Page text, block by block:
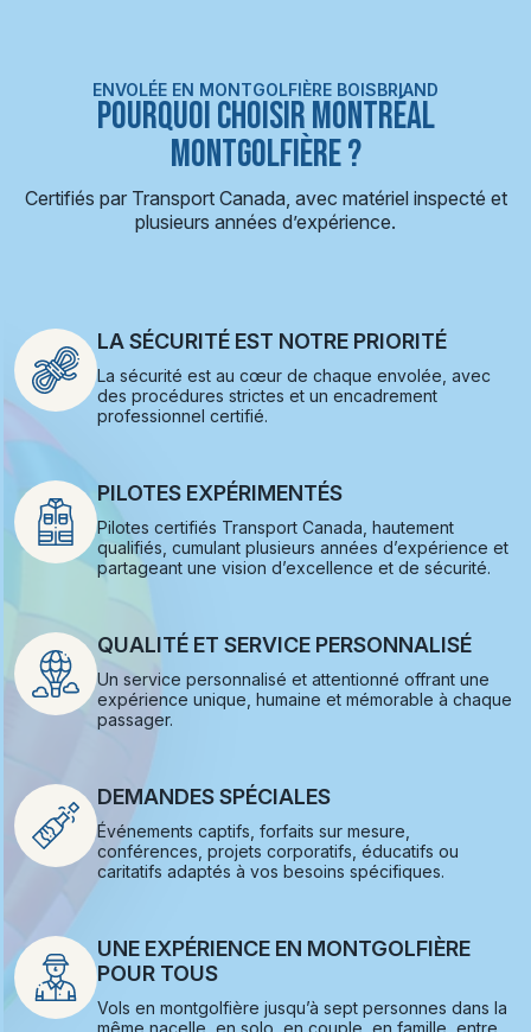
ENVOLÉE EN MONTGOLFIÈRE BOISBRIAND
POURQUOI CHOISIR MONTRÉAL
MONTGOLFIÈRE ?
Certifiés par Transport Canada, avec matériel inspecté et
plusieurs années d’expérience.
LA SÉCURITÉ EST NOTRE PRIORITÉ
La sécurité est au cœur de chaque envolée, avec
des procédures strictes et un encadrement
professionnel certifié.
PILOTES EXPÉRIMENTÉS
Pilotes certifiés Transport Canada, hautement
qualifiés, cumulant plusieurs années d’expérience et
partageant une vision d’excellence et de sécurité.
QUALITÉ ET SERVICE PERSONNALISÉ
Un service personnalisé et attentionné offrant une
expérience unique, humaine et mémorable à chaque
passager.
DEMANDES SPÉCIALES
Événements captifs, forfaits sur mesure,
conférences, projets corporatifs, éducatifs ou
caritatifs adaptés à vos besoins spécifiques.
UNE EXPÉRIENCE EN MONTGOLFIÈRE
POUR TOUS
Vols en montgolfière jusqu’à sept personnes dans la
même nacelle, en solo, en couple, en famille, entre